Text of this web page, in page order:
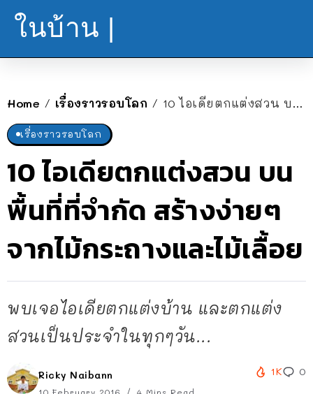
ในบ้าน |
Home / เรื่องราวรอบโลก / 10 ไอเดียตกแต่งสวน บนพื้นที่ที่จำกัด สร้างง่ายๆ จากไม้กระถางและไม้เลื้อย
เรื่องราวรอบโลก
10 ไอเดียตกแต่งสวน บน
พื้นที่ที่จำกัด สร้างง่ายๆ
จากไม้กระถางและไม้เลื้อย
พบเจอไอเดียตกแต่งบ้าน และตกแต่ง
สวนเป็นประจำในทุกๆวัน...
Ricky Naibann 1K 0